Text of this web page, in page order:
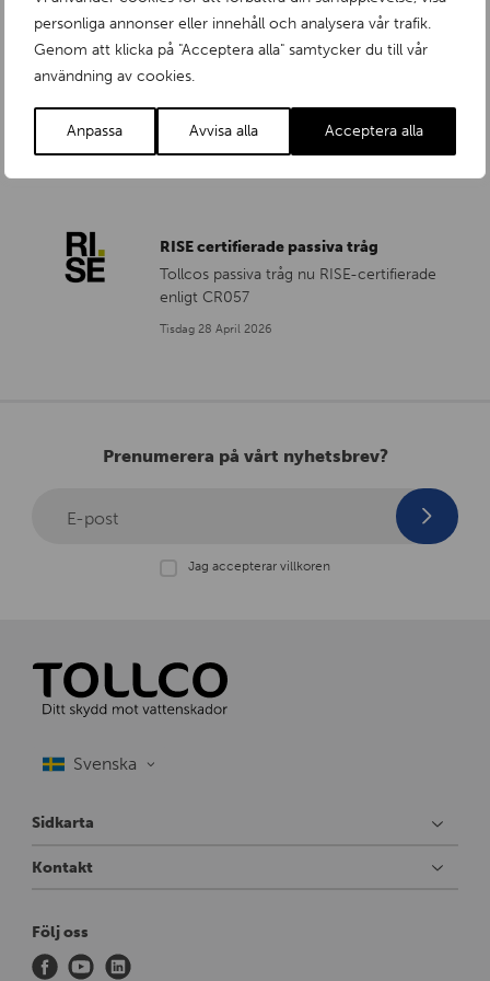
personliga annonser eller innehåll och analysera vår trafik.
Genom att klicka på "Acceptera alla" samtycker du till vår
användning av cookies.
Anpassa Avvisa alla Acceptera alla
RISE certifierade insatser
enligt CR057
RISE certifierade passiva tråg
Tollcos passiva tråg nu RISE-certifierade
enligt CR057
Tisdag 28 April 2026
Prenumerera på vårt nyhetsbrev?
E-post
Jag accepterar villkoren
Sidkarta
Kontakt
Följ oss
f y l